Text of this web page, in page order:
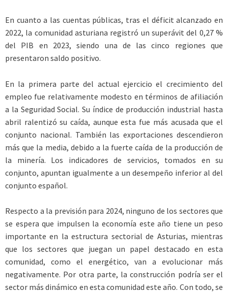
En cuanto a las cuentas públicas, tras el déficit alcanzado en
2022, la comunidad asturiana registró un superávit del 0,27 %
del PIB en 2023, siendo una de las cinco regiones que
presentaron saldo positivo.
En la primera parte del actual ejercicio el crecimiento del
empleo fue relativamente modesto en términos de afiliación
a la Seguridad Social. Su índice de producción industrial hasta
abril ralentizó su caída, aunque esta fue más acusada que el
conjunto nacional. También las exportaciones descendieron
más que la media, debido a la fuerte caída de la producción de
la minería. Los indicadores de servicios, tomados en su
conjunto, apuntan igualmente a un desempeño inferior al del
conjunto español.
Respecto a la previsión para 2024, ninguno de los sectores que
se espera que impulsen la economía este año tiene un peso
importante en la estructura sectorial de Asturias, mientras
que los sectores que juegan un papel destacado en esta
comunidad, como el energético, van a evolucionar más
negativamente. Por otra parte, la construcción podría ser el
sector más dinámico en esta comunidad este año. Con todo, se